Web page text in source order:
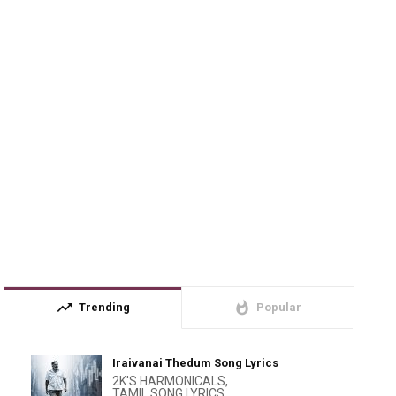
trending_up Trending whatshot Popular
Iraivanai Thedum Song Lyrics
2K'S HARMONICALS,